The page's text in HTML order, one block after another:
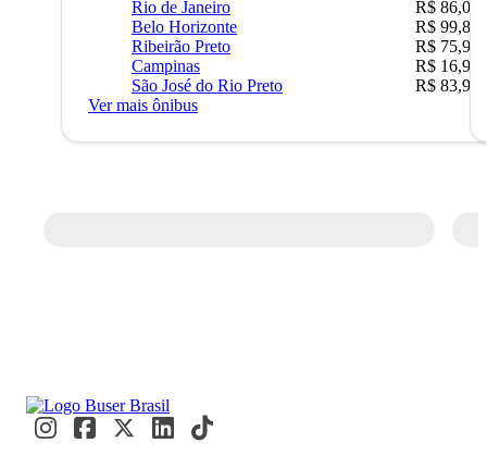
Rio de Janeiro
R$ 86,00
Belo Horizonte
R$ 99,89
Ribeirão Preto
R$ 75,90
Campinas
R$ 16,90
São José do Rio Preto
R$ 83,90
Ver mais ônibus